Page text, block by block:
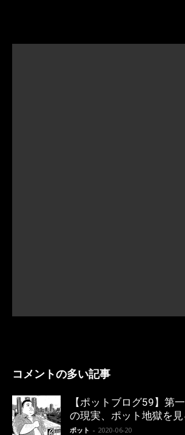
コメントの多い記事
【ポットブログ59】第
の現実、ポット地獄を見
ポット - 2020-06-20